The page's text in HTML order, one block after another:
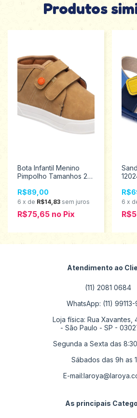
Produtos
Bota Infantil Menino
Pimpolho Tamanhos 22
R$89,00
6 x de R$14,83 sem juros
R$75,65 no Pix
6 x
Atendimento ao
(11) 2081 0684
WhatsApp: (11) 99113-
Loja física: Rua Xavantes,
- São Paulo - SP -
Segunda a Sexta das
Sábados das 9h as
E-mail:
As principais